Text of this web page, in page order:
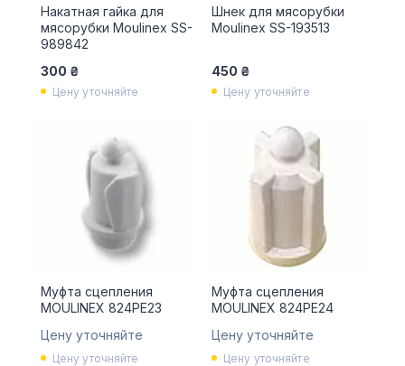
Накатная гайка для
мясорубки Moulinex SS-
989842
300 ₴
Цену уточняйте
Шнек для мясорубки
Moulinex SS-193513
450 ₴
Цену уточняйте
Муфта сцепления
MOULINEX 824PE23
Цену уточняйте
Цену уточняйте
Муфта сцепления
MOULINEX 824PE24
Цену уточняйте
Цену уточняйте